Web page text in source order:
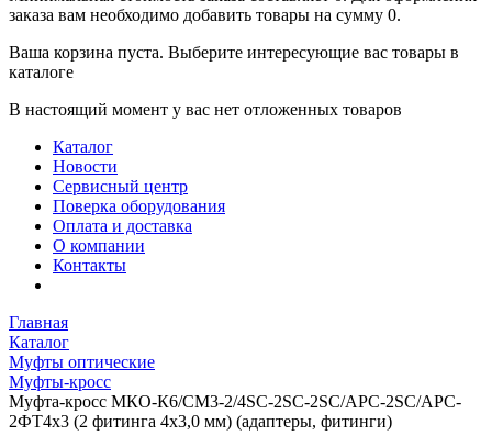
заказа вам необходимо добавить товары на сумму 0.
Ваша корзина пуста. Выберите интересующие вас товары в
каталоге
В настоящий момент у вас нет отложенных товаров
Каталог
Новости
Сервисный центр
Поверка оборудования
Оплата и доставка
О компании
Контакты
Главная
Каталог
Муфты оптические
Муфты-кросс
Муфта-кросс МКО-К6/CМ3-2/4SC-2SC-2SC/APC-2SC/APC-
2ФТ4х3 (2 фитинга 4х3,0 мм) (адаптеры, фитинги)